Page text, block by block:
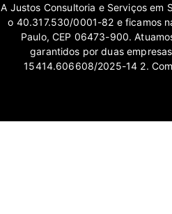
A Justos Consultoria e Serviços em
o 40.317.530/0001-82 e ficamos
Paulo, CEP 06473-900.
garantidos por duas
15414.606608/2025-14 2.